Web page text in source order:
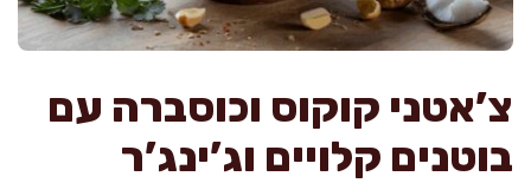
צ’אטני קוקוס וכוסברה עם
בוטנים קלויים וג’ינג’ר